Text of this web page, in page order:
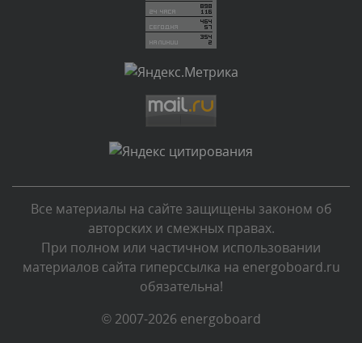
Комментарий проверяется
Текст комментария будет виден после проверки
администратором.
Текст комментария будет виден после проверки
администратором.
Комментарий проверяется
Текст комментария будет виден после проверки
администратором.
Вчера, в 12:52
Комментарий проверяется
Все материалы на сайте защищены законом об
авторских и смежных правах.
При полном или частичном использовании
материалов сайта гиперссылка на energoboard.ru
обязательна!
© 2007-2026 energoboard